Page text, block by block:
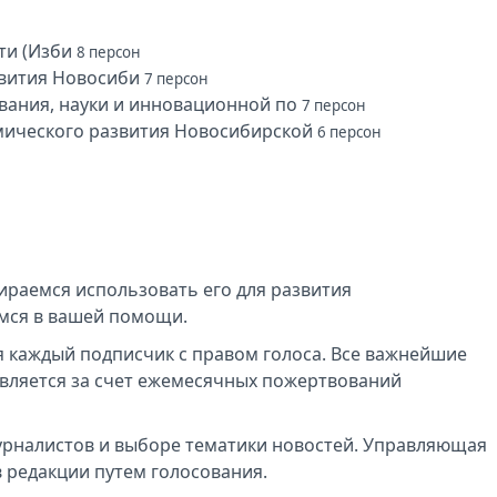
(Изби 8 персон
Новосиби 7 персон
науки и инновационной по 7 персон
развития Новосибирской 6 персон
использовать его для развития
в вашей помощи.
подписчик с правом голоса. Все важнейшие
за счет ежемесячных пожертвований
и выборе тематики новостей. Управляющая
путем голосования.